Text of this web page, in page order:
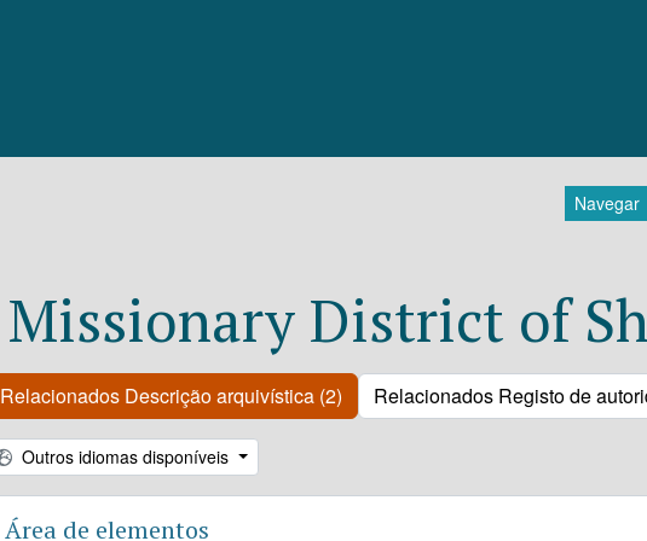
Navegar
Missionary District of
Relacionados Descrição arquivística (2) Relacionados Registo de
Outros idiomas disponíveis
Área de elementos